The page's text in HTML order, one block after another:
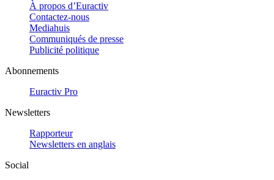
À propos d’Euractiv
Contactez-nous
Mediahuis
Communiqués de presse
Publicité politique
Abonnements
Euractiv Pro
Newsletters
Rapporteur
Newsletters en anglais
Social